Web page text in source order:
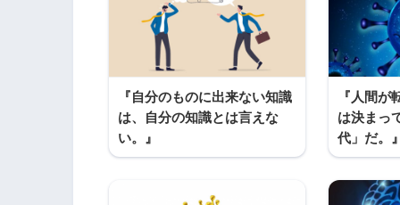
n
a
『自分のものに出来ない知識
は、自分の知識とは言えな
い。』
『人間が
は決まっ
代」だ。